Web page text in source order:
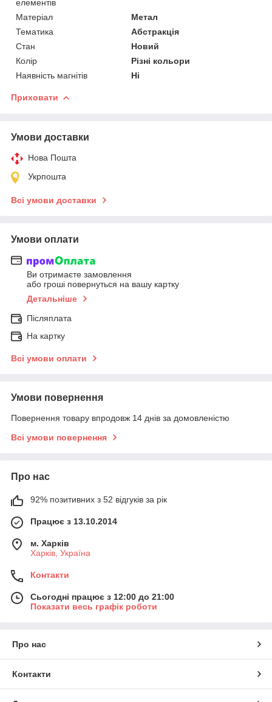
елементів
Матеріал
Метал
Тематика
Абстракція
Стан
Новий
Колір
Різні кольори
Наявність магнітів
Ні
Приховати
Умови доставки
Нова Пошта
Укрпошта
Всі умови доставки
Умови оплати
Ви отримаєте замовлення
або гроші повернуться на вашу картку
Детальніше
Післяплата
На картку
Всі умови оплати
Умови повернення
Повернення товару впродовж 14 днів за домовленістю
Всі умови повернення
Про нас
92% позитивних з 52 відгуків за рік
Працює з 13.10.2014
м. Харків
Харків, Україна
Контакти
Сьогодні працює з 12:00 до 21:00
Показати весь графік роботи
Про нас
Контакти